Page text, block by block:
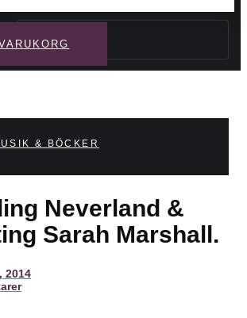
& BÖCKER
Neverland &
Sarah Marshall.
2014